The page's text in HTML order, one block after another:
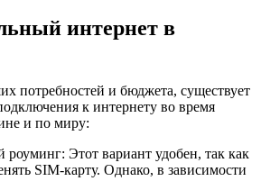
интернет в
потребностей и бюджета, существует
к интернету во время
и по миру:
Этот вариант удобен, так как
SIM-карту. Однако, в зависимости